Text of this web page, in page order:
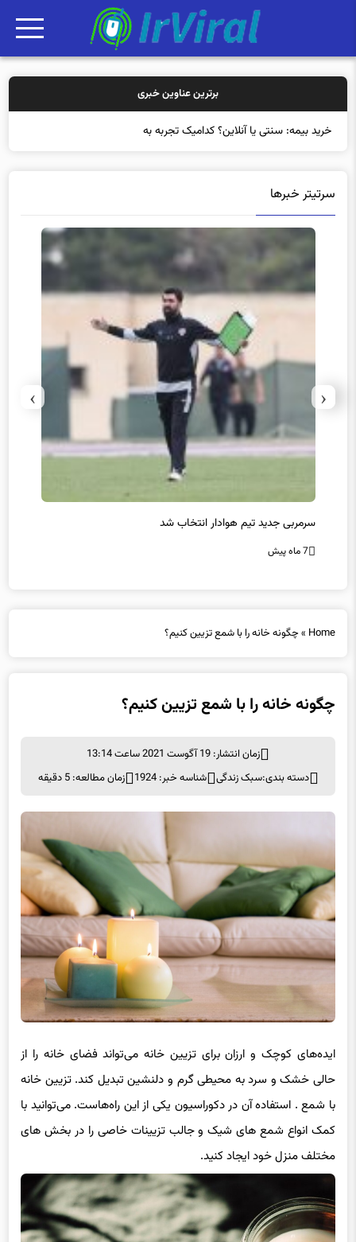
برترین عناوین خبری
خرید بیمه: سنتی یا آنلاین؟ کدامیک تجربه بهتری برای مشتر
سرتیتر خبرها
سرمربی جدید تیم هوادار انتخاب شد
7 ماه پیش
‹
›
Home
»چگونه خانه را با شمع تزیین کنیم؟
چگونه خانه را با شمع تزیین کنیم؟
زمان انتشار: 19 آگوست 2021 ساعت 13:14
دسته بندی:سبک زندگی شناسه خبر: 1924 زمان مطالعه: 5 دقیقه
ایده‌های کوچک و ارزان برای تزیین خانه می‌تواند فضای خانه را از
حالی خشک و سرد به محیطی گرم و دلنشین تبدیل کند. تزیین خانه
با شمع . استفاده آن در دکوراسیون یکی از این راه‌هاست. می‌توانید با
کمک انواع شمع های شیک و جالب تزیینات خاصی را در بخش های
مختلف منزل خود ایجاد کنید.